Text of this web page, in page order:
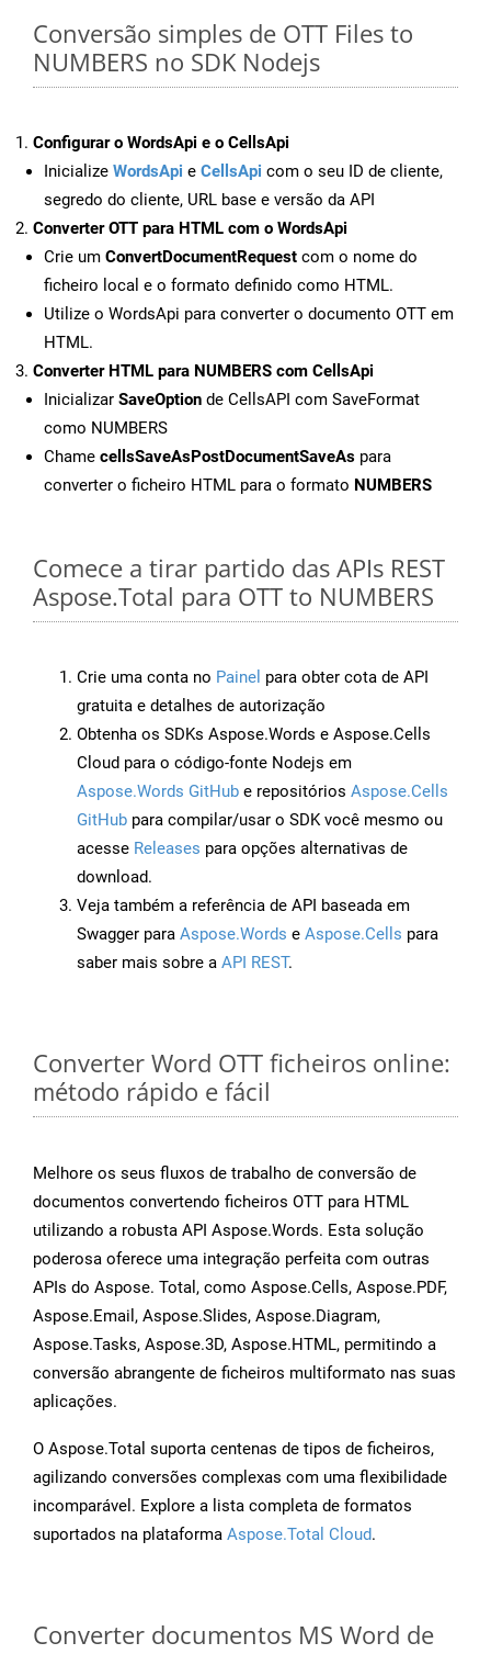
Conversão simples de OTT Files to
NUMBERS no SDK Nodejs
Configurar o WordsApi e o CellsApi
Inicialize WordsApi e CellsApi com o seu ID de cliente,
segredo do cliente, URL base e versão da API
Converter OTT para HTML com o WordsApi
Crie um ConvertDocumentRequest com o nome do
ficheiro local e o formato definido como HTML.
Utilize o WordsApi para converter o documento OTT em
HTML.
Converter HTML para NUMBERS com CellsApi
Inicializar SaveOption de CellsAPI com SaveFormat
como NUMBERS
Chame cellsSaveAsPostDocumentSaveAs para
converter o ficheiro HTML para o formato NUMBERS
Comece a tirar partido das APIs REST
Aspose.Total para OTT to NUMBERS
Crie uma conta no Painel para obter cota de API
gratuita e detalhes de autorização
Obtenha os SDKs Aspose.Words e Aspose.Cells
Cloud para o código-fonte Nodejs em
Aspose.Words GitHub e repositórios Aspose.Cells
GitHub para compilar/usar o SDK você mesmo ou
acesse Releases para opções alternativas de
download.
Veja também a referência de API baseada em
Swagger para Aspose.Words e Aspose.Cells para
saber mais sobre a API REST.
Converter Word OTT ficheiros online:
método rápido e fácil
Melhore os seus fluxos de trabalho de conversão de
documentos convertendo ficheiros OTT para HTML
utilizando a robusta API Aspose.Words. Esta solução
poderosa oferece uma integração perfeita com outras
APIs do Aspose. Total, como Aspose.Cells, Aspose.PDF,
Aspose.Email, Aspose.Slides, Aspose.Diagram,
Aspose.Tasks, Aspose.3D, Aspose.HTML, permitindo a
conversão abrangente de ficheiros multiformato nas suas
aplicações.
O Aspose.Total suporta centenas de tipos de ficheiros,
agilizando conversões complexas com uma flexibilidade
incomparável. Explore a lista completa de formatos
suportados na plataforma Aspose.Total Cloud.
Converter documentos MS Word de